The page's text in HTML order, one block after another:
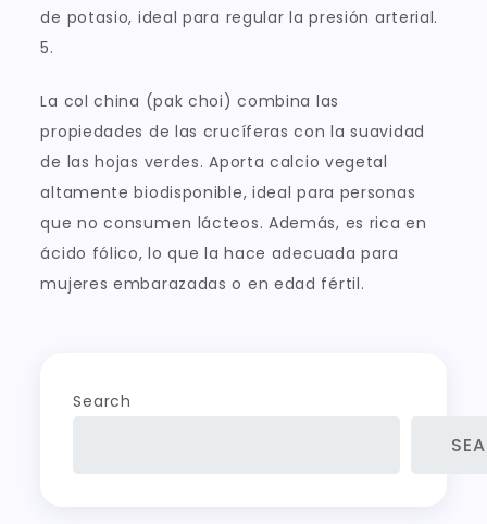
de potasio, ideal para regular la presión arterial.
5.
La col china (pak choi) combina las
propiedades de las crucíferas con la suavidad
de las hojas verdes. Aporta calcio vegetal
altamente biodisponible, ideal para personas
que no consumen lácteos. Además, es rica en
ácido fólico, lo que la hace adecuada para
mujeres embarazadas o en edad fértil.
Search